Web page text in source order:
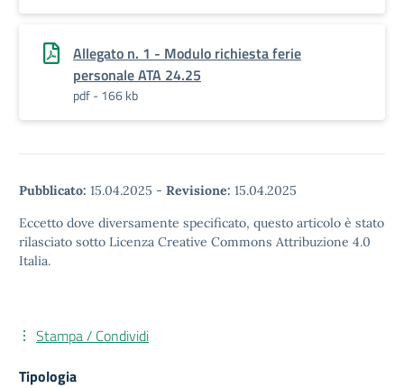
Allegato n. 1 - Modulo richiesta ferie
personale ATA 24.25
pdf - 166 kb
Pubblicato: 15.04.2025 - Revisione: 15.04.2025
Eccetto dove diversamente specificato, questo articolo è stato
rilasciato sotto Licenza Creative Commons Attribuzione 4.0
Italia.
Stampa / Condividi
Tipologia